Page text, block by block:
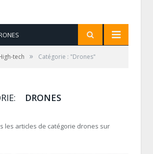
tech » Catégorie : "Drones"
DRONES
les articles de catégorie drones sur